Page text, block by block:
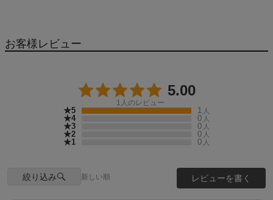
お客様レビュー
5.00
1 人のレビュー
★5 1 人
★4 0 人
★3 0 人
★2 0 人
★1 0 人
絞り込み 新しい順 レビューを書く